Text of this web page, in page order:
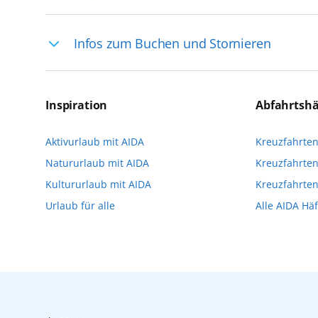
selten, sodass dort englischsprachige
das Reiseerlebnis
Infos zum Buchen und Stornieren
Reservierungsanfrage über aida.de/
Verfügung stehen. Deshalb empfehlen
vorzunehmen.
Inspiration
Aktivurlaub mit AIDA
Natururlaub mit AIDA
Kultururlaub mit AIDA
Urlaub für alle
Alle AIDA